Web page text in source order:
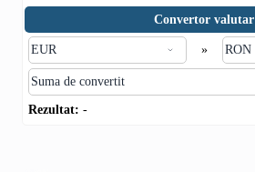
Convertor valutar
»
Rezultat: -